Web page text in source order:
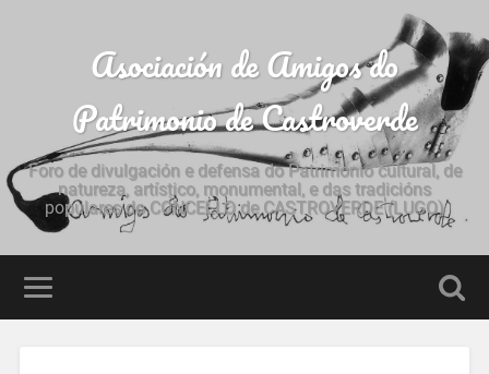
Asociación de Amigos do
Patrimonio de Castroverde
Foro de divulgación e defensa do Patrimonio cultural, de
natureza, artístico, monumental, e das tradicións
populares do CONCELLO de CASTROVERDE (LUGO)